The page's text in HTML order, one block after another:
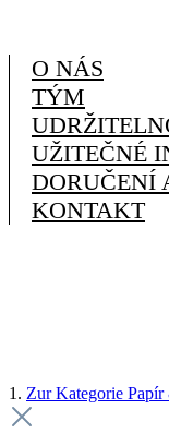
O NÁS
TÝM
UŽITEČNÉ
DORUČENÍ
KONTAKT
1. Zur Kategorie